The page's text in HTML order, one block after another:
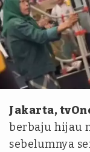
Istimewa
Jakarta,
berbaju hijau
sebelumnya